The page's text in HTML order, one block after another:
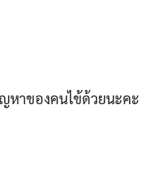
หาของคนไข้ด้วยนะคะ